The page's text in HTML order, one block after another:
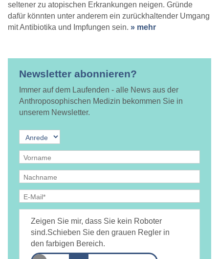
seltener zu atopischen Erkrankungen neigen. Gründe
dafür könnten unter anderem ein zurückhaltender Umgang
mit Antibiotika und Impfungen sein. » mehr
Newsletter abonnieren?
Immer auf dem Laufenden - alle News aus der
Anthroposophischen Medizin bekommen Sie in
unserem Newsletter.
DAMiD mich per E-Mail über Themen und Veranstaltungen
informiert.
Zeigen Sie mir, dass Sie kein Roboter
sind.Schieben Sie den grauen Regler in
den farbigen Bereich.